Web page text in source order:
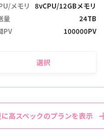
メモリ
8vCPU/12GBメモリ
量
24TB
PV
100000PV
選択
高スペックのプランを表示